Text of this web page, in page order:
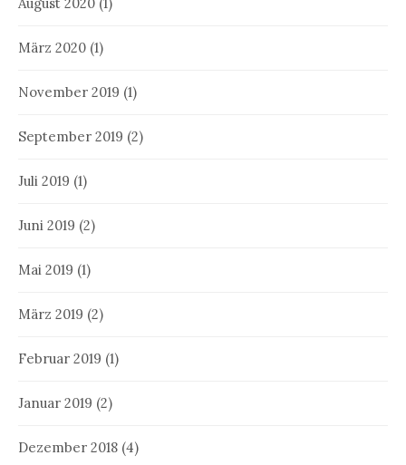
August 2020 (1)
März 2020 (1)
November 2019 (1)
September 2019 (2)
Juli 2019 (1)
Juni 2019 (2)
Mai 2019 (1)
März 2019 (2)
Februar 2019 (1)
Januar 2019 (2)
Dezember 2018 (4)